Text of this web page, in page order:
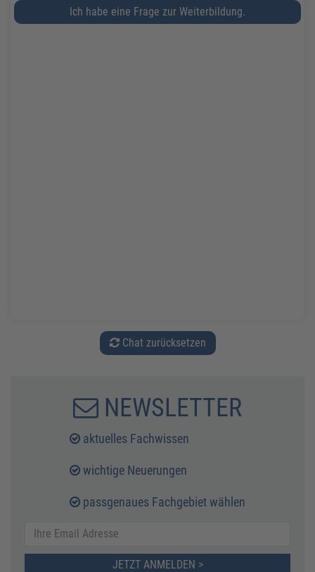
Ich habe eine Frage zur Weiterbildung.
Chat zurücksetzen
NEWSLETTER
aktuelles Fachwissen
wichtige Neuerungen
passgenaues Fachgebiet wählen
JETZT ANMELDEN >